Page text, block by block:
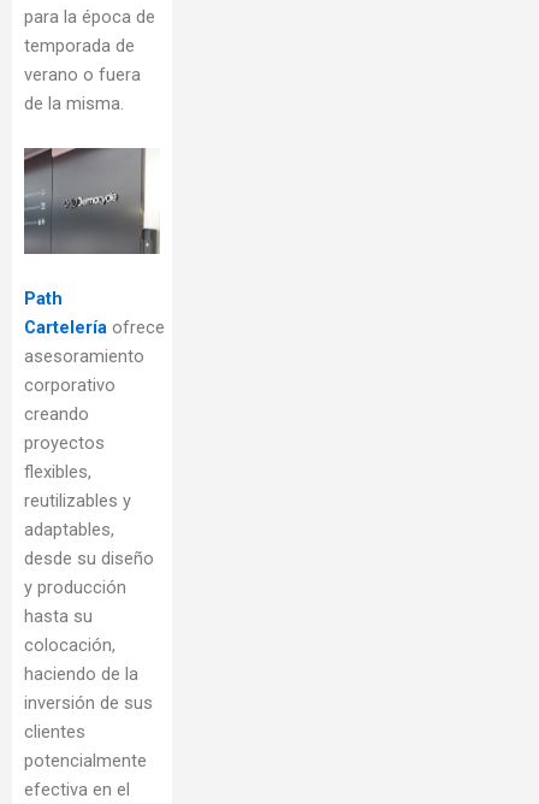
para la época de
temporada de
verano o fuera
de la misma.
Path
Cartelería ofrece
asesoramiento
corporativo
creando
proyectos
flexibles,
reutilizables y
adaptables,
desde su diseño
y producción
hasta su
colocación,
haciendo de la
inversión de sus
clientes
potencialmente
efectiva en el